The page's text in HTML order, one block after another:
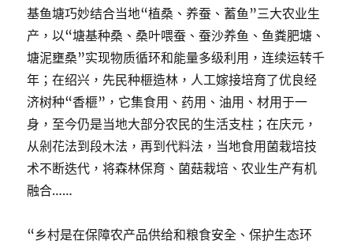
基鱼塘巧妙结合当地“植桑、养蚕、蓄鱼”三大农业生
产，以“塘基种桑、桑叶喂蚕、蚕沙养鱼、鱼粪肥塘、
塘泥壅桑”实现物质循环和能量多级利用，连续运转千
年；在绍兴，先民种榧造林，人工嫁接培育了优良经
济树种“香榧”，它集食用、药用、油用、材用于一
身，至今仍是当地大部分农民的生活支柱；在庆元，
从剁花法到段木法，再到代料法，当地食用菌栽培技
术不断迭代，将森林保育、菌菇栽培、农业生产有机
融合……
“乡村是在保障农产品供给和粮食安全、保护生态环